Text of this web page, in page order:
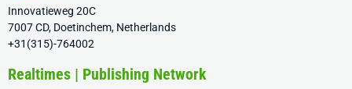
Innovatieweg 20C
7007 CD, Doetinchem, Netherlands
+31(315)-764002
Realtimes | Publishing Network